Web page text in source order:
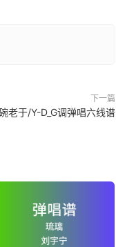
下一篇
老于/Y-D_G调弹唱六线谱